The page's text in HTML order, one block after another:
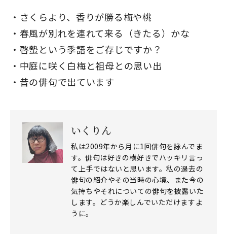
さくらより、香りが勝る梅や桃
春風が別れを連れて来る（きたる）かな
啓蟄という季語をご存じですか？
中庭に咲く白梅と祖母との思い出
昔の俳句で出ています
いくりん
私は2009年から月に1回俳句を詠んでま
す。俳句は好きの横好きでハッキリ言っ
て上手ではないと思います。私の過去の
俳句の紹介やその当時の心境、また今の
気持ちやそれについての俳句を披露いた
します。どうか楽しんでいただけますよ
うに。